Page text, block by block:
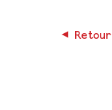
◀︎ Retour